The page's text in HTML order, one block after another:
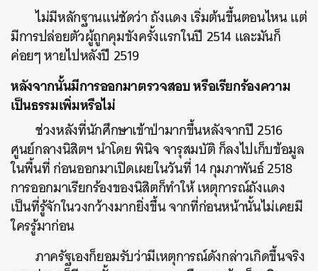
ไม่มีหลักฐานแน่ชัดว่า ถังแดง เริ่มต้นขึ้นตอนไหน แต่
มีการปล่อยตัวผู้ถูกคุมขังครั้งแรกในปี 2514 และมันก็
ค่อยๆ หายไปหลังปี 2519
หลังจากนั้นมีการออกมาตรวจสอบ หรือเรียกร้องความ
เป็นธรรมเพิ่มหรือไม่
ช่วงหลังที่นักศึกษาเข้าป่ามากขึ้นหลังจากปี 2516
ศูนย์กลางนิสิตฯ นำโดย พินิจ จารุสมบัติ ก็ลงไปเก็บข้อมูล
ในพื้นที่ ก่อนออกมาเปิดเผยในวันที่ 14 กุมภาพันธ์ 2518
การออกมาเรียกร้องของนิสิตก็ทำให้ เหตุการณ์ถังแดง
เป็นที่รู้จักในวงกว้างมากยิ่งขึ้น จากที่ก่อนหน้านั้นไม่เคยมี
ใครรู้มาก่อน
ภาครัฐเองก็ยอมรับว่ามีเหตุการณ์ดังกล่าวเกิดขึ้นจริง